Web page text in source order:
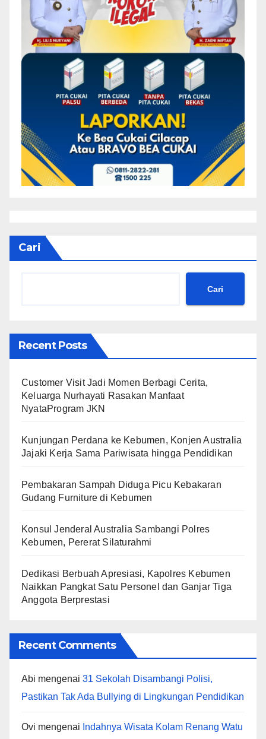
Cari
Cari
Recent Posts
Customer Visit Jadi Momen Berbagi Cerita,
Keluarga Nurhayati Rasakan Manfaat
NyataProgram JKN
Kunjungan Perdana ke Kebumen, Konjen Australia
Jajaki Kerja Sama Pariwisata hingga Pendidikan
Pembakaran Sampah Diduga Picu Kebakaran
Gudang Furniture di Kebumen
Konsul Jenderal Australia Sambangi Polres
Kebumen, Pererat Silaturahmi
Dedikasi Berbuah Apresiasi, Kapolres Kebumen
Naikkan Pangkat Satu Personel dan Ganjar Tiga
Anggota Berprestasi
Recent Comments
Abi mengenai 31 Sekolah Disambangi Polisi,
Pastikan Tak Ada Bullying di Lingkungan Pendidikan
Ovi mengenai Indahnya Wisata Kolam Renang Watu